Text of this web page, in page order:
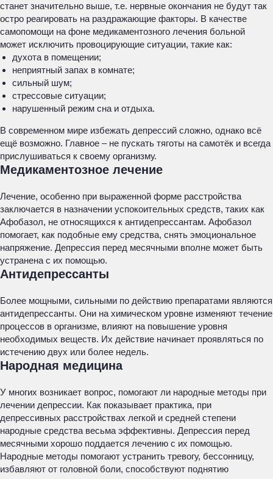
станет значительно выше, т.е. нервные окончания не будут так
остро реагировать на раздражающие факторы. В качестве
самопомощи на фоне медикаментозного лечения больной
может исключить провоцирующие ситуации, такие как:
духота в помещении;
неприятный запах в комнате;
сильный шум;
стрессовые ситуации;
нарушенный режим сна и отдыха.
В современном мире избежать депрессий сложно, однако всё
ещё возможно. Главное – не пускать тяготы на самотёк и всегда
прислушиваться к своему организму.
Медикаментозное лечение
Лечение, особенно при выраженной форме расстройства
заключается в назначении успокоительных средств, таких как
Афобазол, не относящихся к антидепрессантам. Афобазол
помогает, как подобные ему средства, снять эмоциональное
напряжение. Депрессия перед месячными вполне может быть
устранена с их помощью.
Антидепрессанты
Более мощными, сильными по действию препаратами являются
антидепрессанты. Они на химическом уровне изменяют течение
процессов в организме, влияют на повышение уровня
необходимых веществ. Их действие начинает проявляться по
истечению двух или более недель.
Народная медицина
У многих возникает вопрос, помогают ли народные методы при
лечении депрессии. Как показывает практика, при
депрессивных расстройствах легкой и средней степени
народные средства весьма эффективны. Депрессия перед
месячными хорошо поддается лечению с их помощью.
Народные методы помогают устранить тревогу, бессонницу,
избавляют от головной боли, способствуют поднятию